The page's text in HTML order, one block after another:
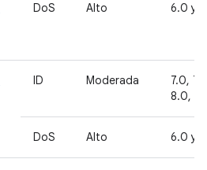
DoS Alto 6.0 y
ID Moderada
7.0,
8.0, 8.1
DoS Alto 6.0 y